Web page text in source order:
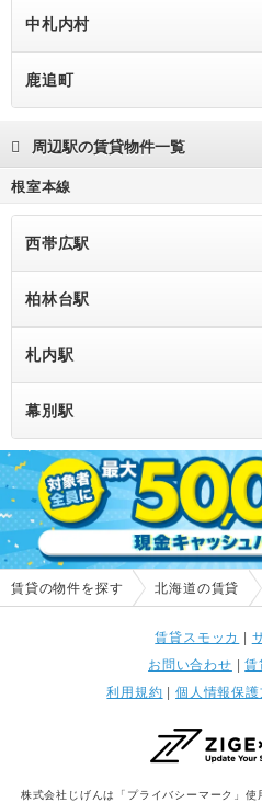
中札内村
鹿追町
周辺駅の賃貸物件一覧
根室本線
西帯広駅
柏林台駅
札内駅
幕別駅
賃貸の物件を探す 北海道の賃貸
賃貸スモッカ |
お問い合わせ |賃
利用規約 | 個人情報保護
株式会社じげんは「プライバシーマーク」使